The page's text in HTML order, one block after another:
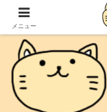
本ペー
メニュー